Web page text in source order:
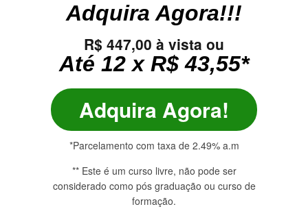
Adquira Agora!!!
R$ 447,00 à vista ou
Até 12 x R$ 43,55*
Adquira Agora!
*Parcelamento com taxa de 2.49% a.m
** Este é um curso livre, não pode ser
considerado como pós graduação ou curso de
formação.